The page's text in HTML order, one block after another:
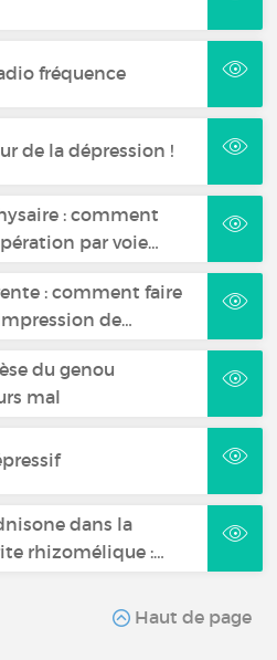
fréquence
de la dépression !
: comment
par voie…
: comment faire
de…
du genou
mal
dans la
rhizomélique :…
Haut de page